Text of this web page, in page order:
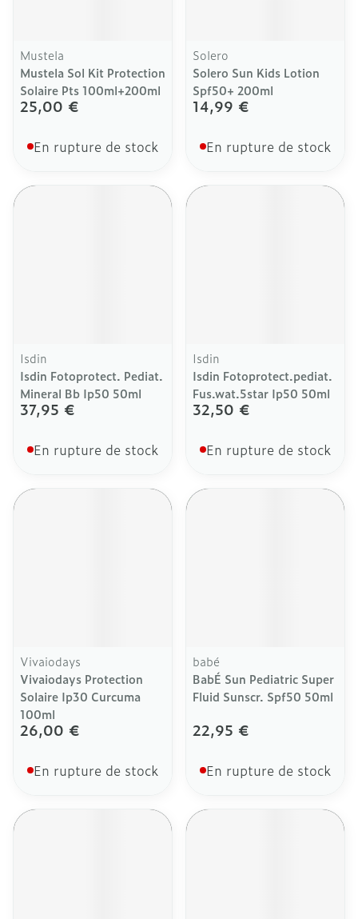
Mustela
Mustela Sol Kit Protection
Solaire Pts 100ml+200ml
25,00 €
En rupture de stock
Solero
Solero Sun Kids Lotion
Spf50+ 200ml
14,99 €
En rupture de stock
Isdin
Isdin Fotoprotect. Pediat.
Mineral Bb Ip50 50ml
37,95 €
En rupture de stock
Isdin
Isdin Fotoprotect.pediat.
Fus.wat.5star Ip50 50ml
32,50 €
En rupture de stock
Vivaiodays
Vivaiodays Protection
Solaire Ip30 Curcuma
100ml
26,00 €
En rupture de stock
babé
BabÉ Sun Pediatric Super
Fluid Sunscr. Spf50 50ml
22,95 €
En rupture de stock